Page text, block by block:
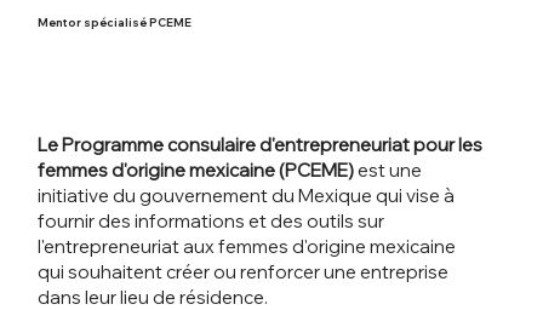
Le Programme consulaire d'entrepreneuriat pour les
femmes d'origine mexicaine (PCEME)est une
initiative du gouvernement du Mexique qui vise à
fournir des informations et des outils sur
l'entrepreneuriat aux femmes d'origine mexicaine
qui souhaitent créer ou renforcer une entreprise
dans leur lieu de résidence.
Mentor spécialisé PCEME